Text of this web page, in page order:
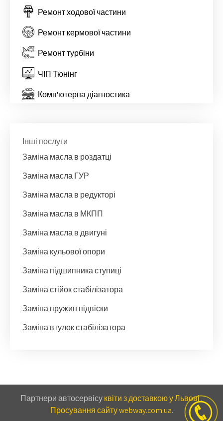
Ремонт ходової частини
Ремонт кермової частини
Ремонт турбіни
ЧІП Тюнінг
Комп'ютерна діагностика
Інші послуги
Заміна масла в роздатці
Заміна масла ГУР
Заміна масла в редукторі
Заміна масла в МКПП
Заміна масла в двигуні
Заміна кульової опори
Заміна підшипника ступиці
Заміна стійок стабілізатора
Заміна пружин підвіски
Заміна втулок стабілізатора
Партнери автосервісуквіти з доставкою у Львові.
Просування сайту webway.com.ua.